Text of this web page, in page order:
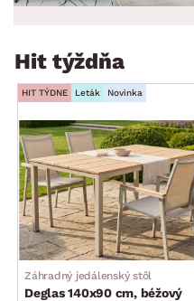
Hit týždňa
HIT TÝDNE Leták Novinka
Záhradný jedálenský stôl
Deglas 140x90 cm, béžový